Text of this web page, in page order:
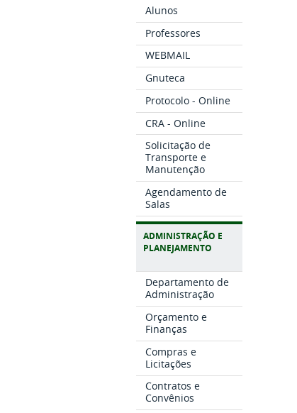
Alunos
Professores
WEBMAIL
Gnuteca
Protocolo - Online
CRA - Online
Solicitação de
Transporte e
Manutenção
Agendamento de
Salas
ADMINISTRAÇÃO E
PLANEJAMENTO
Departamento de
Administração
Orçamento e
Finanças
Compras e
Licitações
Contratos e
Convênios